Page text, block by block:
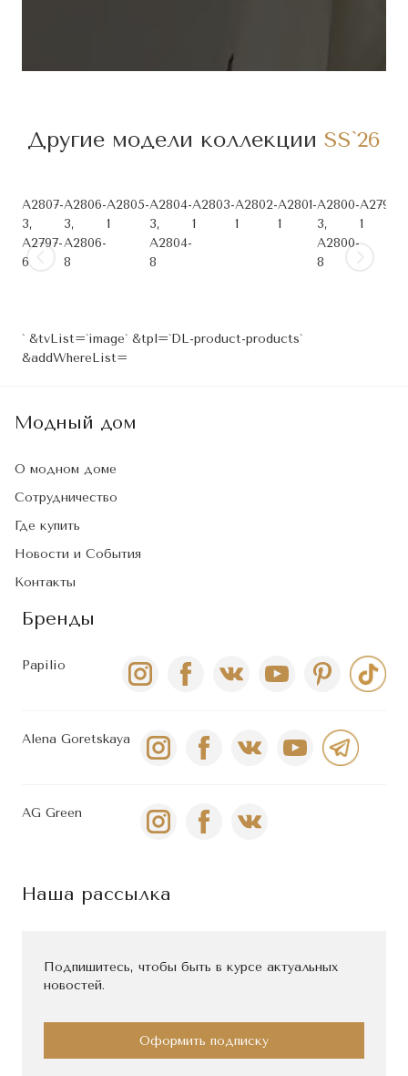
Другие модели коллекции SS`26
A2807-
3,
A2797-
6
A2806-
3,
A2806-
8
A2805-
1
A2804-
3,
A2804-
8
A2803-
1
A2802-
1
A2801-
1
A2800-
3,
A2800-
8
A2799-
1
` &tvList=`image` &tpl=`DL-product-products`
&addWhereList=
Модный дом
О модном доме
Сотрудничество
Где купить
Новости и События
Контакты
Бренды
Papilio
Alena Goretskaya
AG Green
Наша рассылка
Подпишитесь, чтобы быть в курсе актуальных
новостей.
Оформить подписку